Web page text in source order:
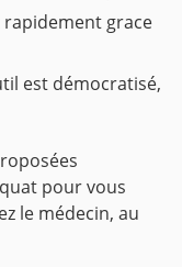
grace
est démocratisé,
pour vous
le médecin, au